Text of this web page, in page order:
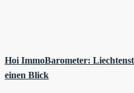
Hoi ImmoBarometer:
einen Blick